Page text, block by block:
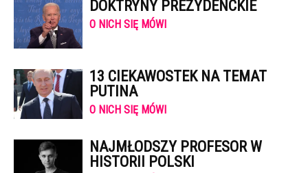
DOKTRYNY PREZYDENCKIE
O NICH SIĘ MÓWI
13 CIEKAWOSTEK NA TEMAT
PUTINA
O NICH SIĘ MÓWI
NAJMŁODSZY PROFESOR W
HISTORII POLSKI